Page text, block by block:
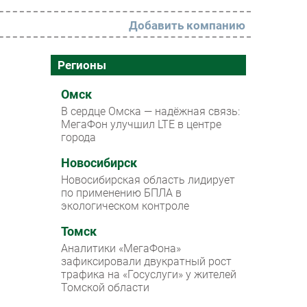
РАЗДЕЛЫ
Новости
Аналитика
Интервью
Мероприятия
Проекты
IT класс
Тестовый стенд
Каталог компаний
Добавить компанию
Регионы
Омск
В сердце Омска — надёжная связь:
МегаФон улучшил LTE в центре
города
Новосибирск
Новосибирская область лидирует
по применению БПЛА в
экологическом контроле
Томск
Аналитики «МегаФона»
зафиксировали двукратный рост
трафика на «Госуслуги» у жителей
Томской области